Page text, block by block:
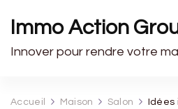
Immo Action
Innover pour rendre votre
Accueil Maison Salon